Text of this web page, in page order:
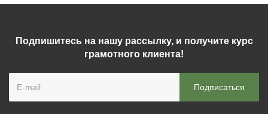
Подпишитесь на нашу рассылку, и получите курс
грамотного клиента!